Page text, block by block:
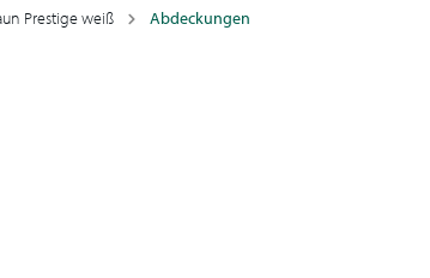
Prestige weiß Abdeckungen